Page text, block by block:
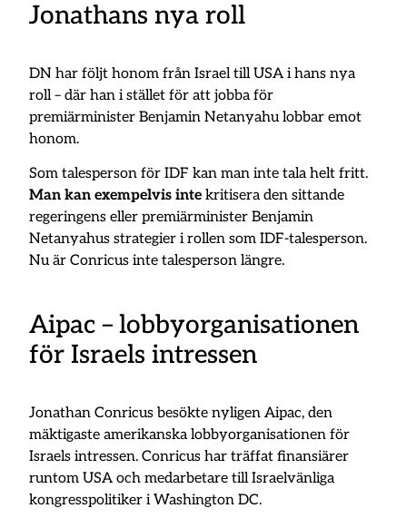
Jonathans nya roll
DN har följt honom från Israel till USA i hans nya
roll – där han i stället för att jobba för
premiärminister Benjamin Netanyahu lobbar emot
honom.
Som talesperson för IDF kan man inte tala helt fritt.
Man kan exempelvis inte kritisera den sittande
regeringens eller premiärminister Benjamin
Netanyahus strategier i rollen som IDF-talesperson.
Nu är Conricus inte talesperson längre.
Aipac – lobbyorganisationen
för Israels intressen
Jonathan Conricus besökte nyligen Aipac, den
mäktigaste amerikanska lobbyorganisationen för
Israels intressen. Conricus har träffat finansiärer
runtom USA och medarbetare till Israelvänliga
kongresspolitiker i Washington DC.